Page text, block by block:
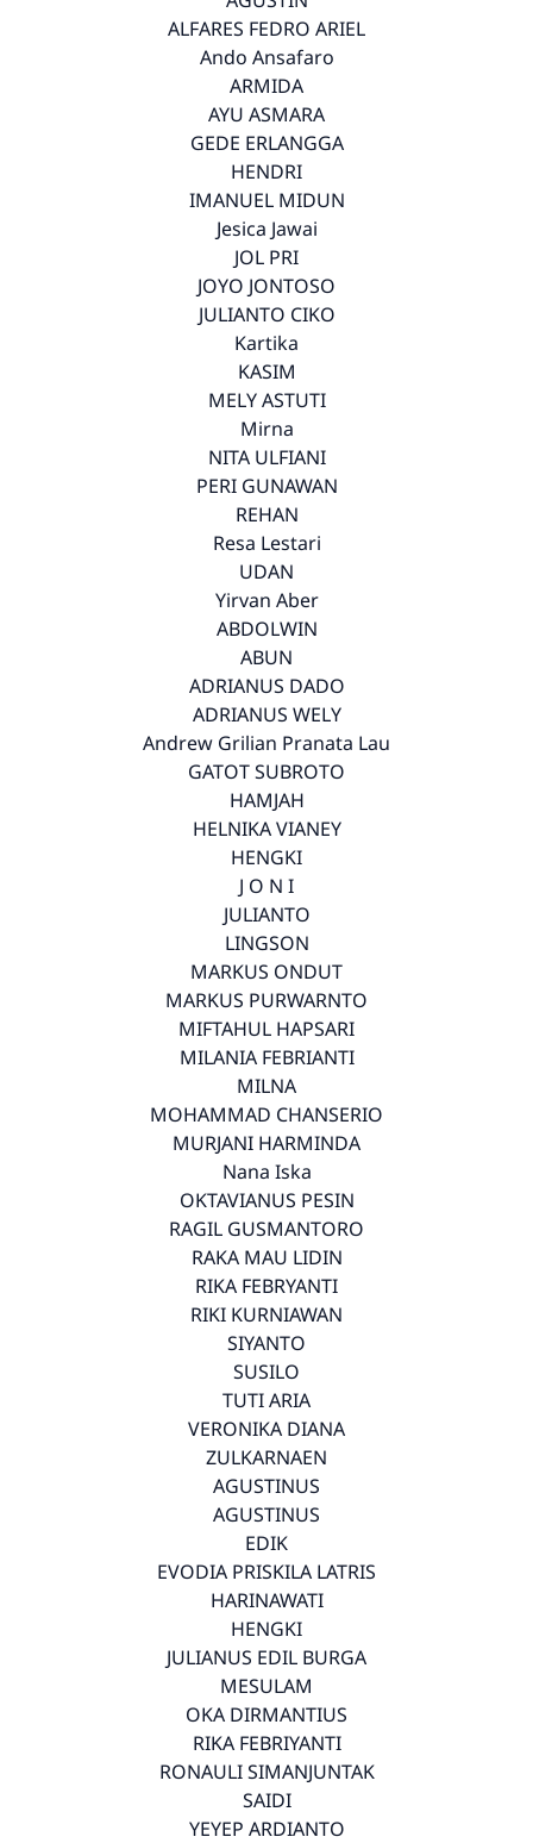
ALFARES FEDRO ARIEL
Ando Ansafaro
ARMIDA
AYU ASMARA
GEDE ERLANGGA
HENDRI
IMANUEL MIDUN
Jesica Jawai
JOL PRI
JOYO JONTOSO
JULIANTO CIKO
Kartika
KASIM
MELY ASTUTI
Mirna
NITA ULFIANI
PERI GUNAWAN
REHAN
Resa Lestari
UDAN
Yirvan Aber
ABDOLWIN
ABUN
ADRIANUS DADO
ADRIANUS WELY
Andrew Grilian Pranata Lau
GATOT SUBROTO
HAMJAH
HELNIKA VIANEY
HENGKI
J O N I
JULIANTO
LINGSON
MARKUS ONDUT
MARKUS PURWARNTO
MIFTAHUL HAPSARI
MILANIA FEBRIANTI
MILNA
MOHAMMAD CHANSERIO
MURJANI HARMINDA
Nana Iska
OKTAVIANUS PESIN
RAGIL GUSMANTORO
RAKA MAU LIDIN
RIKA FEBRYANTI
RIKI KURNIAWAN
SIYANTO
SUSILO
TUTI ARIA
VERONIKA DIANA
ZULKARNAEN
AGUSTINUS
AGUSTINUS
EDIK
EVODIA PRISKILA LATRIS
HARINAWATI
HENGKI
JULIANUS EDIL BURGA
MESULAM
OKA DIRMANTIUS
RIKA FEBRIYANTI
RONAULI SIMANJUNTAK
SAIDI
YEYEP ARDIANTO